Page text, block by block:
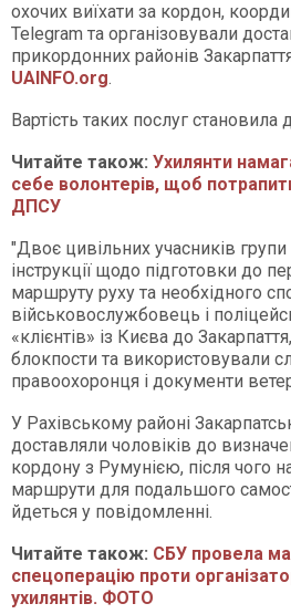
охочих виїхати за кордон,
Telegram та організовували
прикордонних районів
UAINFO.org.
Вартість таких послуг
Читайте також: Ухилянти
себе волонтерів, щоб
ДПСУ
"Двоє цивільних учасників
інструкції щодо підготовки до
маршруту руху та необхідного
військовослужбовець і
«клієнтів» із Києва до
блокпости та використовували
правоохоронця і документи
У Рахівському районі
доставляли чоловіків до
кордону з Румунією, після чого
маршрути для подальшого
йдеться у повідомленні.
Читайте також: СБУ провела
спецоперацію проти
ухилянтів. ФОТО